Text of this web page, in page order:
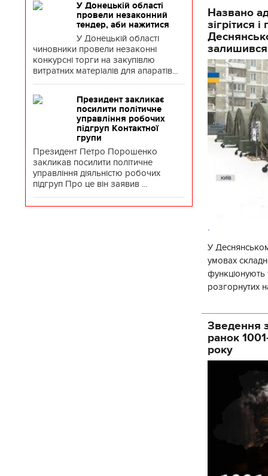
У Донецькій області
провели незаконний
тендер, аби нажитися
У Донецькій області
чиновники провели незаконні
конкурсні торги на закупівлю
витратних матеріалів для апаратів...
Президент закликає
посилити політичне
управління робочих
підгруп Контактної
групи
Президент Петро Порошенко
закликав посилити політичне
управління діяльністю робочих
підгруп Про це він заявив ...
Названо
зігрітися
.
У
умовах
функціонують
розгорнутих
Зведення
ранок
року